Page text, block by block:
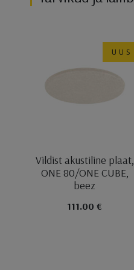
UUS
Vildist akustiline plaat,
ONE 80/ONE CUBE,
beez
111.00 €